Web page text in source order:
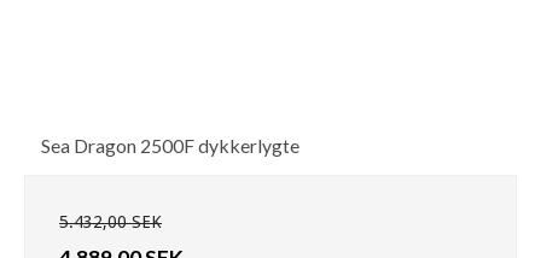
Sea Dragon 2500F dykkerlygte
5.432,00 SEK